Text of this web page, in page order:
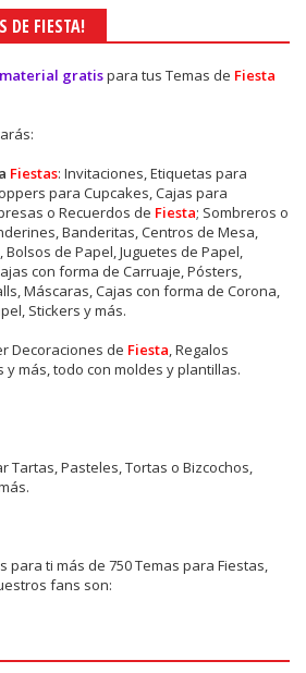
DE FIESTA!
material gratispara tus Temas de Fiesta
Fiestas: Invitaciones, Etiquetas para
para Cupcakes, Cajas para
o Recuerdos de Fiesta; Sombreros o
Banderitas, Centros de Mesa,
de Papel, Juguetes de Papel,
con forma de Carruaje, Pósters,
Máscaras, Cajas con forma de Corona,
Stickers y más.
Decoraciones de Fiesta, Regalos
más, todo con moldes y plantillas.
Tartas, Pasteles, Tortas o Bizcochos,
para ti más de 750 Temas para Fiestas,
fans son: